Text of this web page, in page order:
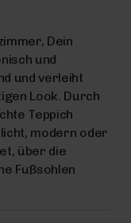
Dein
und
und verleiht
Look. Durch
Teppich
modern oder
über die
Fußsohlen